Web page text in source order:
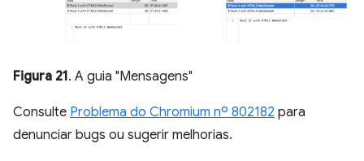
Figura 21. A guia "Mensagens"
Consulte Problema do Chromium nº 802182 para
denunciar bugs ou sugerir melhorias.